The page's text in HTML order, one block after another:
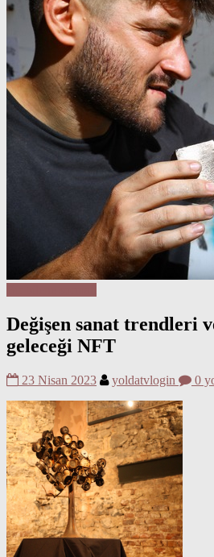
Değişen sanat trendleri
geleceği NFT
23 Nisan 2023 yoldatvlogin 0